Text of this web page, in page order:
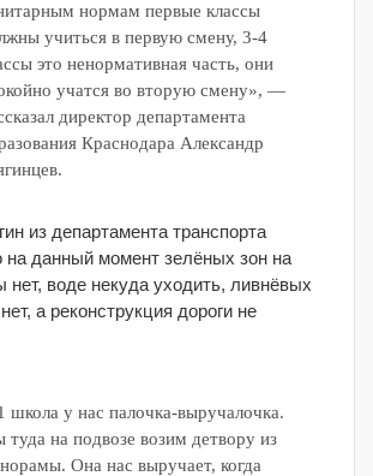
нормам первые классы
учиться в первую смену, 3-4
это ненормативная часть, они
учатся во вторую смену», —
директор департамента
Краснодара Александр
из департамента транспорта
на данный момент зелёных зон на
воде некуда уходить, ливнёвых
а реконструкция дороги не
школа у нас палочка-выручалочка.
на подвозе возим детвору из
Она нас выручает, когда